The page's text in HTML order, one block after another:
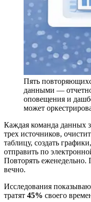
Пять
данными —
оповещения и
может
Каждая команда данных
трех источников,
таблицу, создать
отправить по
Повторять еженедельно.
вечно.
Исследования
тратят 45% своего